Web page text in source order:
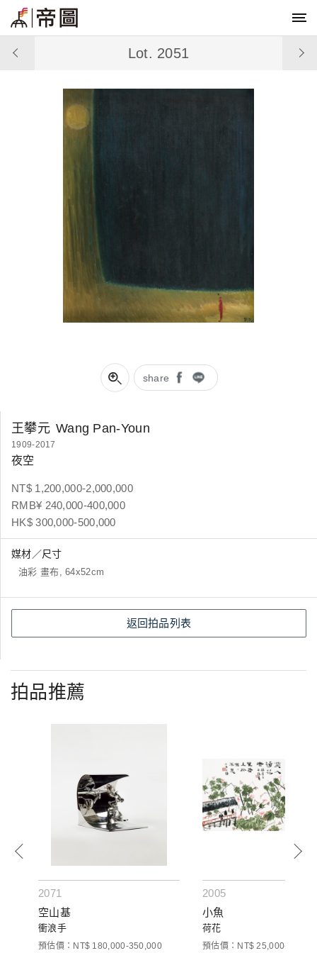
share
Lot. 2051
王攀元 Wang Pan-Youn
1909-2017
夜空
NT$ 1,200,000-2,000,000
RMB¥ 240,000-400,000
HK$ 300,000-500,000
媒材／尺寸
油彩 畫布, 64x52cm
返回拍品列表
拍品推薦
2071
空山基
衝浪手
預估價：NT$ 180,000-350,000
2005
小魚
荷花
預估價：NT$ 25,000-40,000